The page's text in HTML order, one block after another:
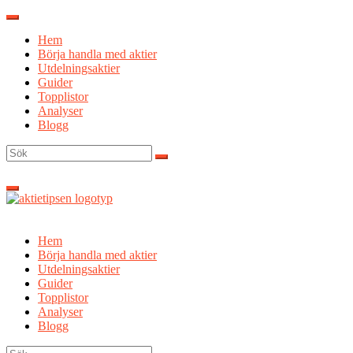
Hoppa
innehållHem
Börja handla med aktier
Utdelningsaktier
Guider
Topplistor
Analyser
Blogg
Sök
efter:
Hem
Börja handla med aktier
Utdelningsaktier
Guider
Topplistor
Analyser
Blogg